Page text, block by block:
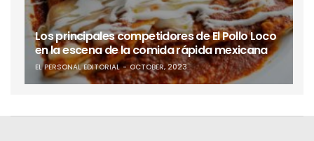
Los principales competidores de El Pollo Loco
en la escena de la comida rápida mexicana
EL PERSONAL EDITORIAL OCTOBER, 2023